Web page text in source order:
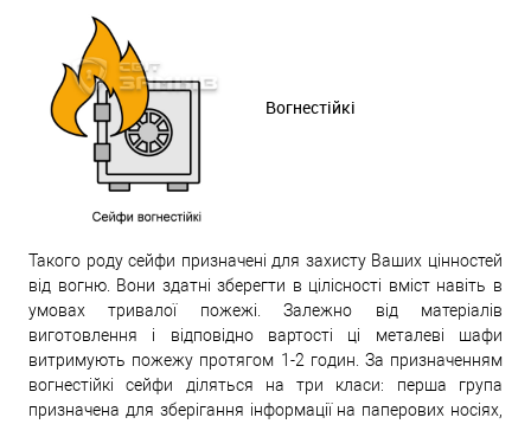
Вогнестійкі
Такого роду сейфи призначені для захисту Ваших цінностей
від вогню. Вони здатні зберегти в цілісності вміст навіть в
умовах тривалої пожежі. Залежно від матеріалів
виготовлення і відповідно вартості ці металеві шафи
витримують пожежу протягом 1-2 годин. За призначенням
вогнестійкі сейфи діляться на три класи: перша група
призначена для зберігання інформації на паперових носіях,